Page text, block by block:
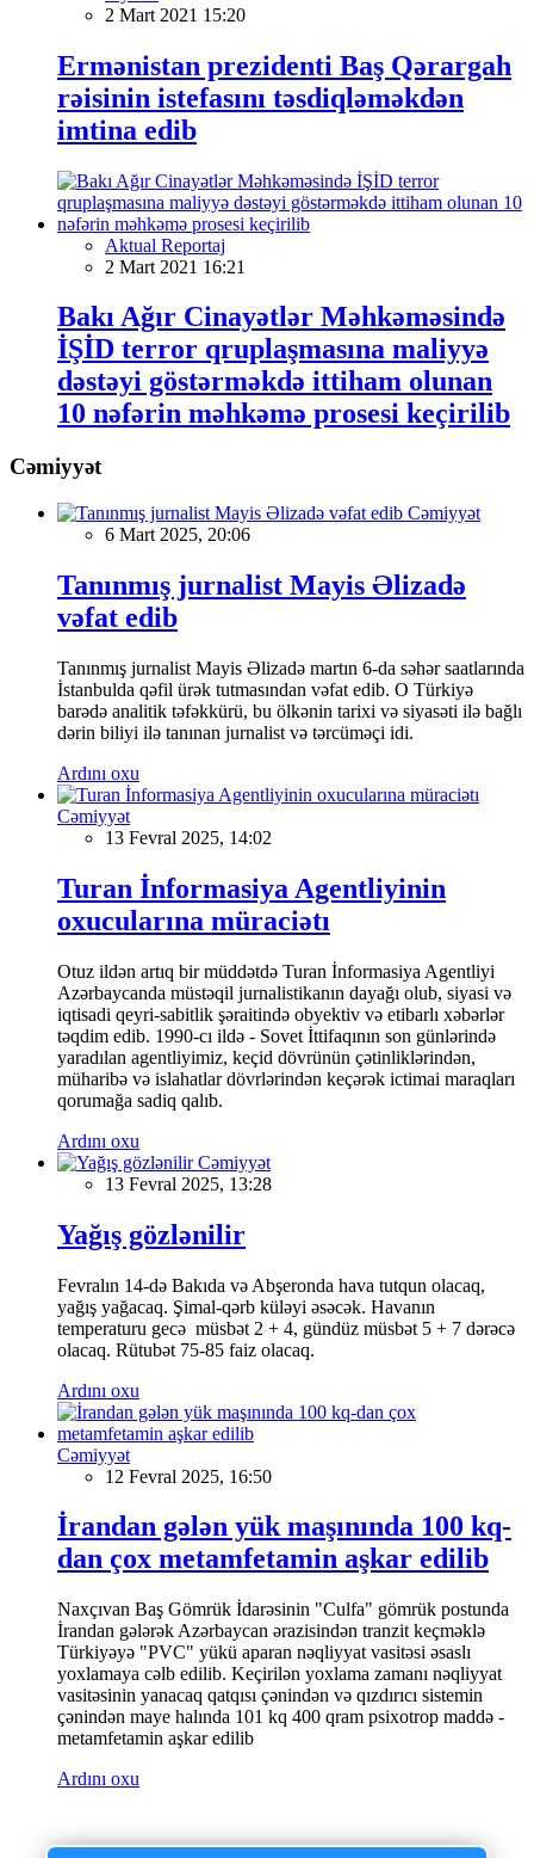
2 Mart 2021 15:20
Ermənistan prezidenti Baş Qərargah
rəisinin istefasını təsdiqləməkdən
imtina edib
Aktual Reportaj
2 Mart 2021 16:21
Bakı Ağır Cinayətlər Məhkəməsində
İŞİD terror qruplaşmasına maliyyə
dəstəyi göstərməkdə ittiham olunan
10 nəfərin məhkəmə prosesi keçirilib
Cəmiyyət
Cəmiyyət
6 Mart 2025, 20:06
Tanınmış jurnalist Mayis Əlizadə
vəfat edib
Tanınmış jurnalist Mayis Əlizadə martın 6-da səhər saatlarında
İstanbulda qəfil ürək tutmasından vəfat edib. O Türkiyə
barədə analitik təfəkkürü, bu ölkənin tarixi və siyasəti ilə bağlı
dərin biliyi ilə tanınan jurnalist və tərcüməçi idi.
Ardını oxu
Cəmiyyət
13 Fevral 2025, 14:02
Turan İnformasiya Agentliyinin
oxucularına müraciətı
Otuz ildən artıq bir müddətdə Turan İnformasiya Agentliyi
Azərbaycanda müstəqil jurnalistikanın dayağı olub, siyasi və
iqtisadi qeyri-sabitlik şəraitində obyektiv və etibarlı xəbərlər
təqdim edib. 1990-cı ildə - Sovet İttifaqının son günlərində
yaradılan agentliyimiz, keçid dövrünün çətinliklərindən,
müharibə və islahatlar dövrlərindən keçərək ictimai maraqları
qorumağa sadiq qalıb.
Ardını oxu
Cəmiyyət
13 Fevral 2025, 13:28
Yağış gözlənilir
Fevralın 14-də Bakıda və Abşeronda hava tutqun olacaq,
yağış yağacaq. Şimal-qərb küləyi əsəcək. Havanın
temperaturu gecə müsbət 2 + 4, gündüz müsbət 5 + 7 dərəcə
olacaq. Rütubət 75-85 faiz olacaq.
Ardını oxu
Cəmiyyət
12 Fevral 2025, 16:50
İrandan gələn yük maşınında 100 kq-
dan çox metamfetamin aşkar edilib
Naxçıvan Baş Gömrük İdarəsinin "Culfa" gömrük postunda
İrandan gələrək Azərbaycan ərazisindən tranzit keçməklə
Türkiyəyə "PVC" yükü aparan nəqliyyat vasitəsi əsaslı
yoxlamaya cəlb edilib. Keçirilən yoxlama zamanı nəqliyyat
vasitəsinin yanacaq qatqısı çənindən və qızdırıcı sistemin
çənindən maye halında 101 kq 400 qram psixotrop maddə -
metamfetamin aşkar edilib
Ardını oxu